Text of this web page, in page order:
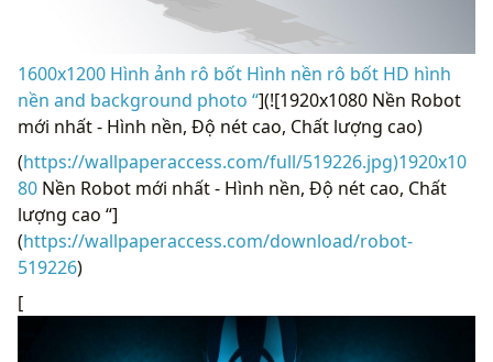
1600x1200 Hình ảnh rô bốt Hình nền rô bốt HD hình
nền and background photo “](![1920x1080 Nền Robot
mới nhất - Hình nền, Độ nét cao, Chất lượng cao)
(https://wallpaperaccess.com/full/519226.jpg)1920x10
80 Nền Robot mới nhất - Hình nền, Độ nét cao, Chất
lượng cao “]
(https://wallpaperaccess.com/download/robot-
519226)
[